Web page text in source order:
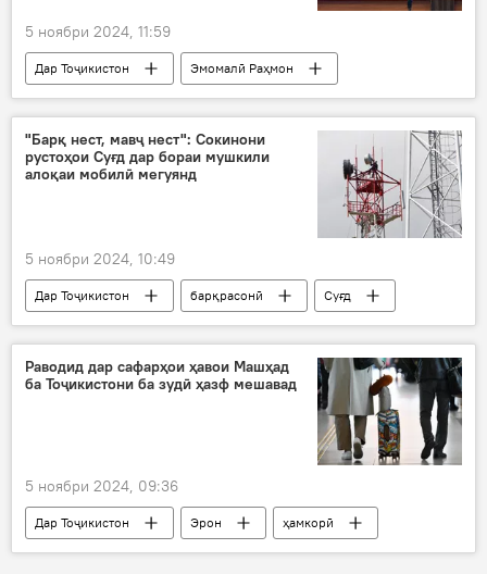
5 ноябри 2024, 11:59
Дар Тоҷикистон
Эмомалӣ Раҳмон
Сиёсат
терроризм
ифротгароӣ
муқовимат
"Барқ нест, мавҷ нест": Сокинони
рустоҳои Суғд дар бораи мушкили
алоқаи мобилӣ мегуянд
5 ноябри 2024, 10:49
Дар Тоҷикистон барқрасонӣ
Суғд
алоқаи мобилӣ
барқ мушкил
Раводид дар сафарҳои ҳавои Машҳад
ба Тоҷикистони ба зудӣ ҳазф мешавад
5 ноябри 2024, 09:36
Дар Тоҷикистон Эрон
ҳамкорӣ
раводид
Парвоз Машҳад